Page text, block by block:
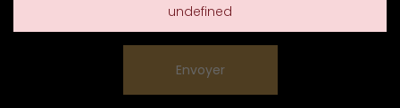
undefined